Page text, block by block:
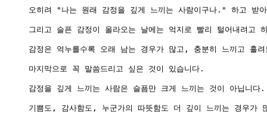
오히려 "나는 원래 감정을 깊게 느끼는 사람이구나." 하고 받
그리고 슬픈 감정이 올라오는 날에는 억지로 빨리 털어내려
감정은 억누를수록 오래 남는 경우가 많고, 충분히 느끼고 흘
마지막으로 꼭 말씀드리고 싶은 것이 있습니다.
감정을 깊게 느끼는 사람은 슬픔만 크게 느끼는 것이 아닙니다.
기쁨도, 감사함도, 누군가의 따뜻함도 더 깊이 느끼는 경우가